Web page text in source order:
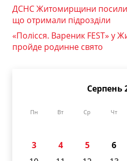
ДСНС Житомирщини
що отримали підрозділи
«Полісся. Вареник FEST» у
пройде родинне свято
Серпень
Пн Вт Ср Чт
3
4 5 6